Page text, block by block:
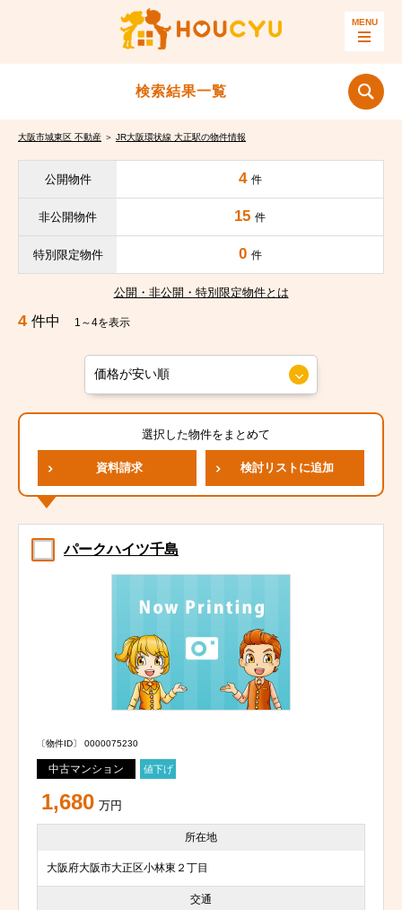
検索結果一覧
大阪市城東区 不動産 ＞ JR大阪環状線 大正駅の物件情報
公開物件 4 件
非公開物件 15 件
特別限定物件 0 件
公開・非公開・特別限定物件とは
4 件中 1～4を表示
選択した物件をまとめて
資料請求 検討リストに追加
パークハイツ千島
〔物件ID〕 0000075230
中古マンション 値下げ
1,680 万円
所在地
大阪府大阪市大正区小林東２丁目
交通